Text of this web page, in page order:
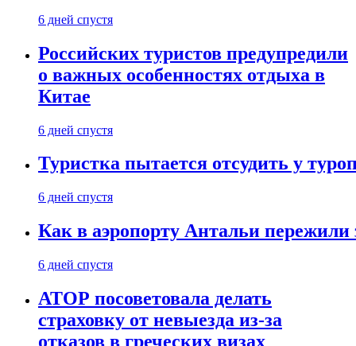
6 дней спустя
Российских туристов предупредили
о важных особенностях отдыха в
Китае
6 дней спустя
Туристка пытается отсудить у
6 дней спустя
Как в аэропорту Антальи
6 дней спустя
АТОР посоветовала делать
страховку от невыезда из-за
отказов в греческих визах